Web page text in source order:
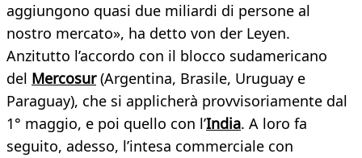
aggiungono quasi due miliardi di persone al
nostro mercato», ha detto von der Leyen.
Anzitutto l’accordo con il blocco sudamericano
del Mercosur(Argentina, Brasile, Uruguay e
Paraguay), che si applicherà provvisoriamente dal
1° maggio, e poi quello con l’India. A loro fa
seguito, adesso, l’intesa commerciale con